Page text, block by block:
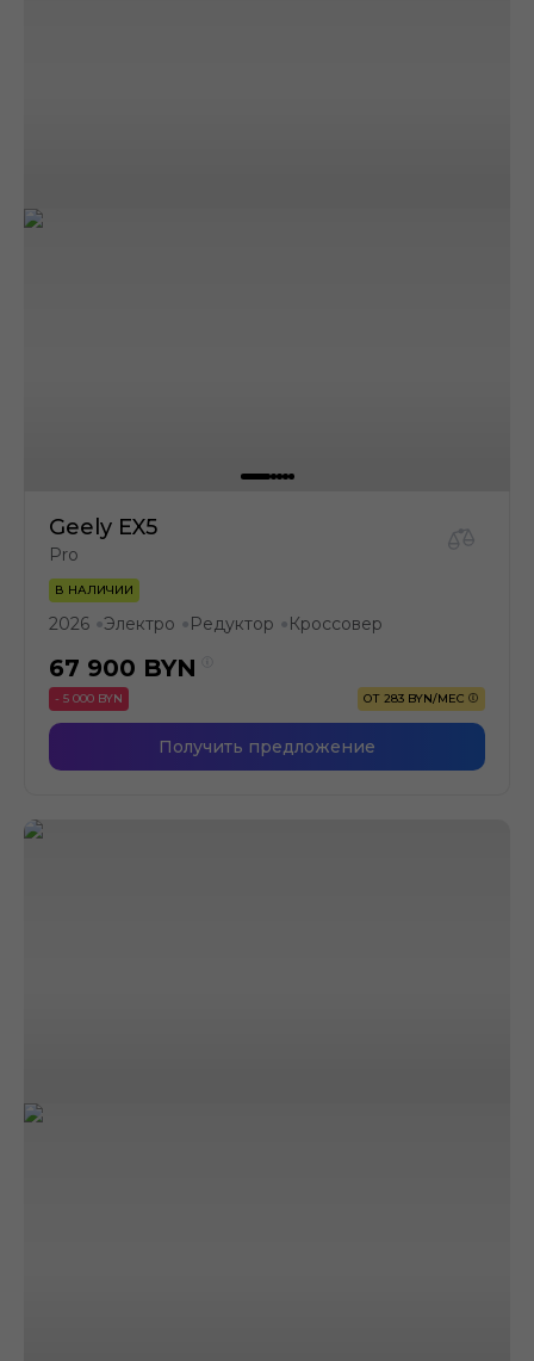
Geely EX5
Pro
В НАЛИЧИИ
2026 ●Электро ● Редуктор ● Кроссовер
67 900 BYN
- 5 000 BYN ОТ 283 BYN/МЕС
Получить предложение